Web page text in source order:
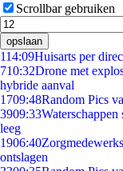
Scrollbar gebruiken
opslaan
114:09Huisarts per
710:32Drone met
hybride aanval
1709:48Random Pics
3909:33Waterschappen
leeg
1906:40
ontslagen